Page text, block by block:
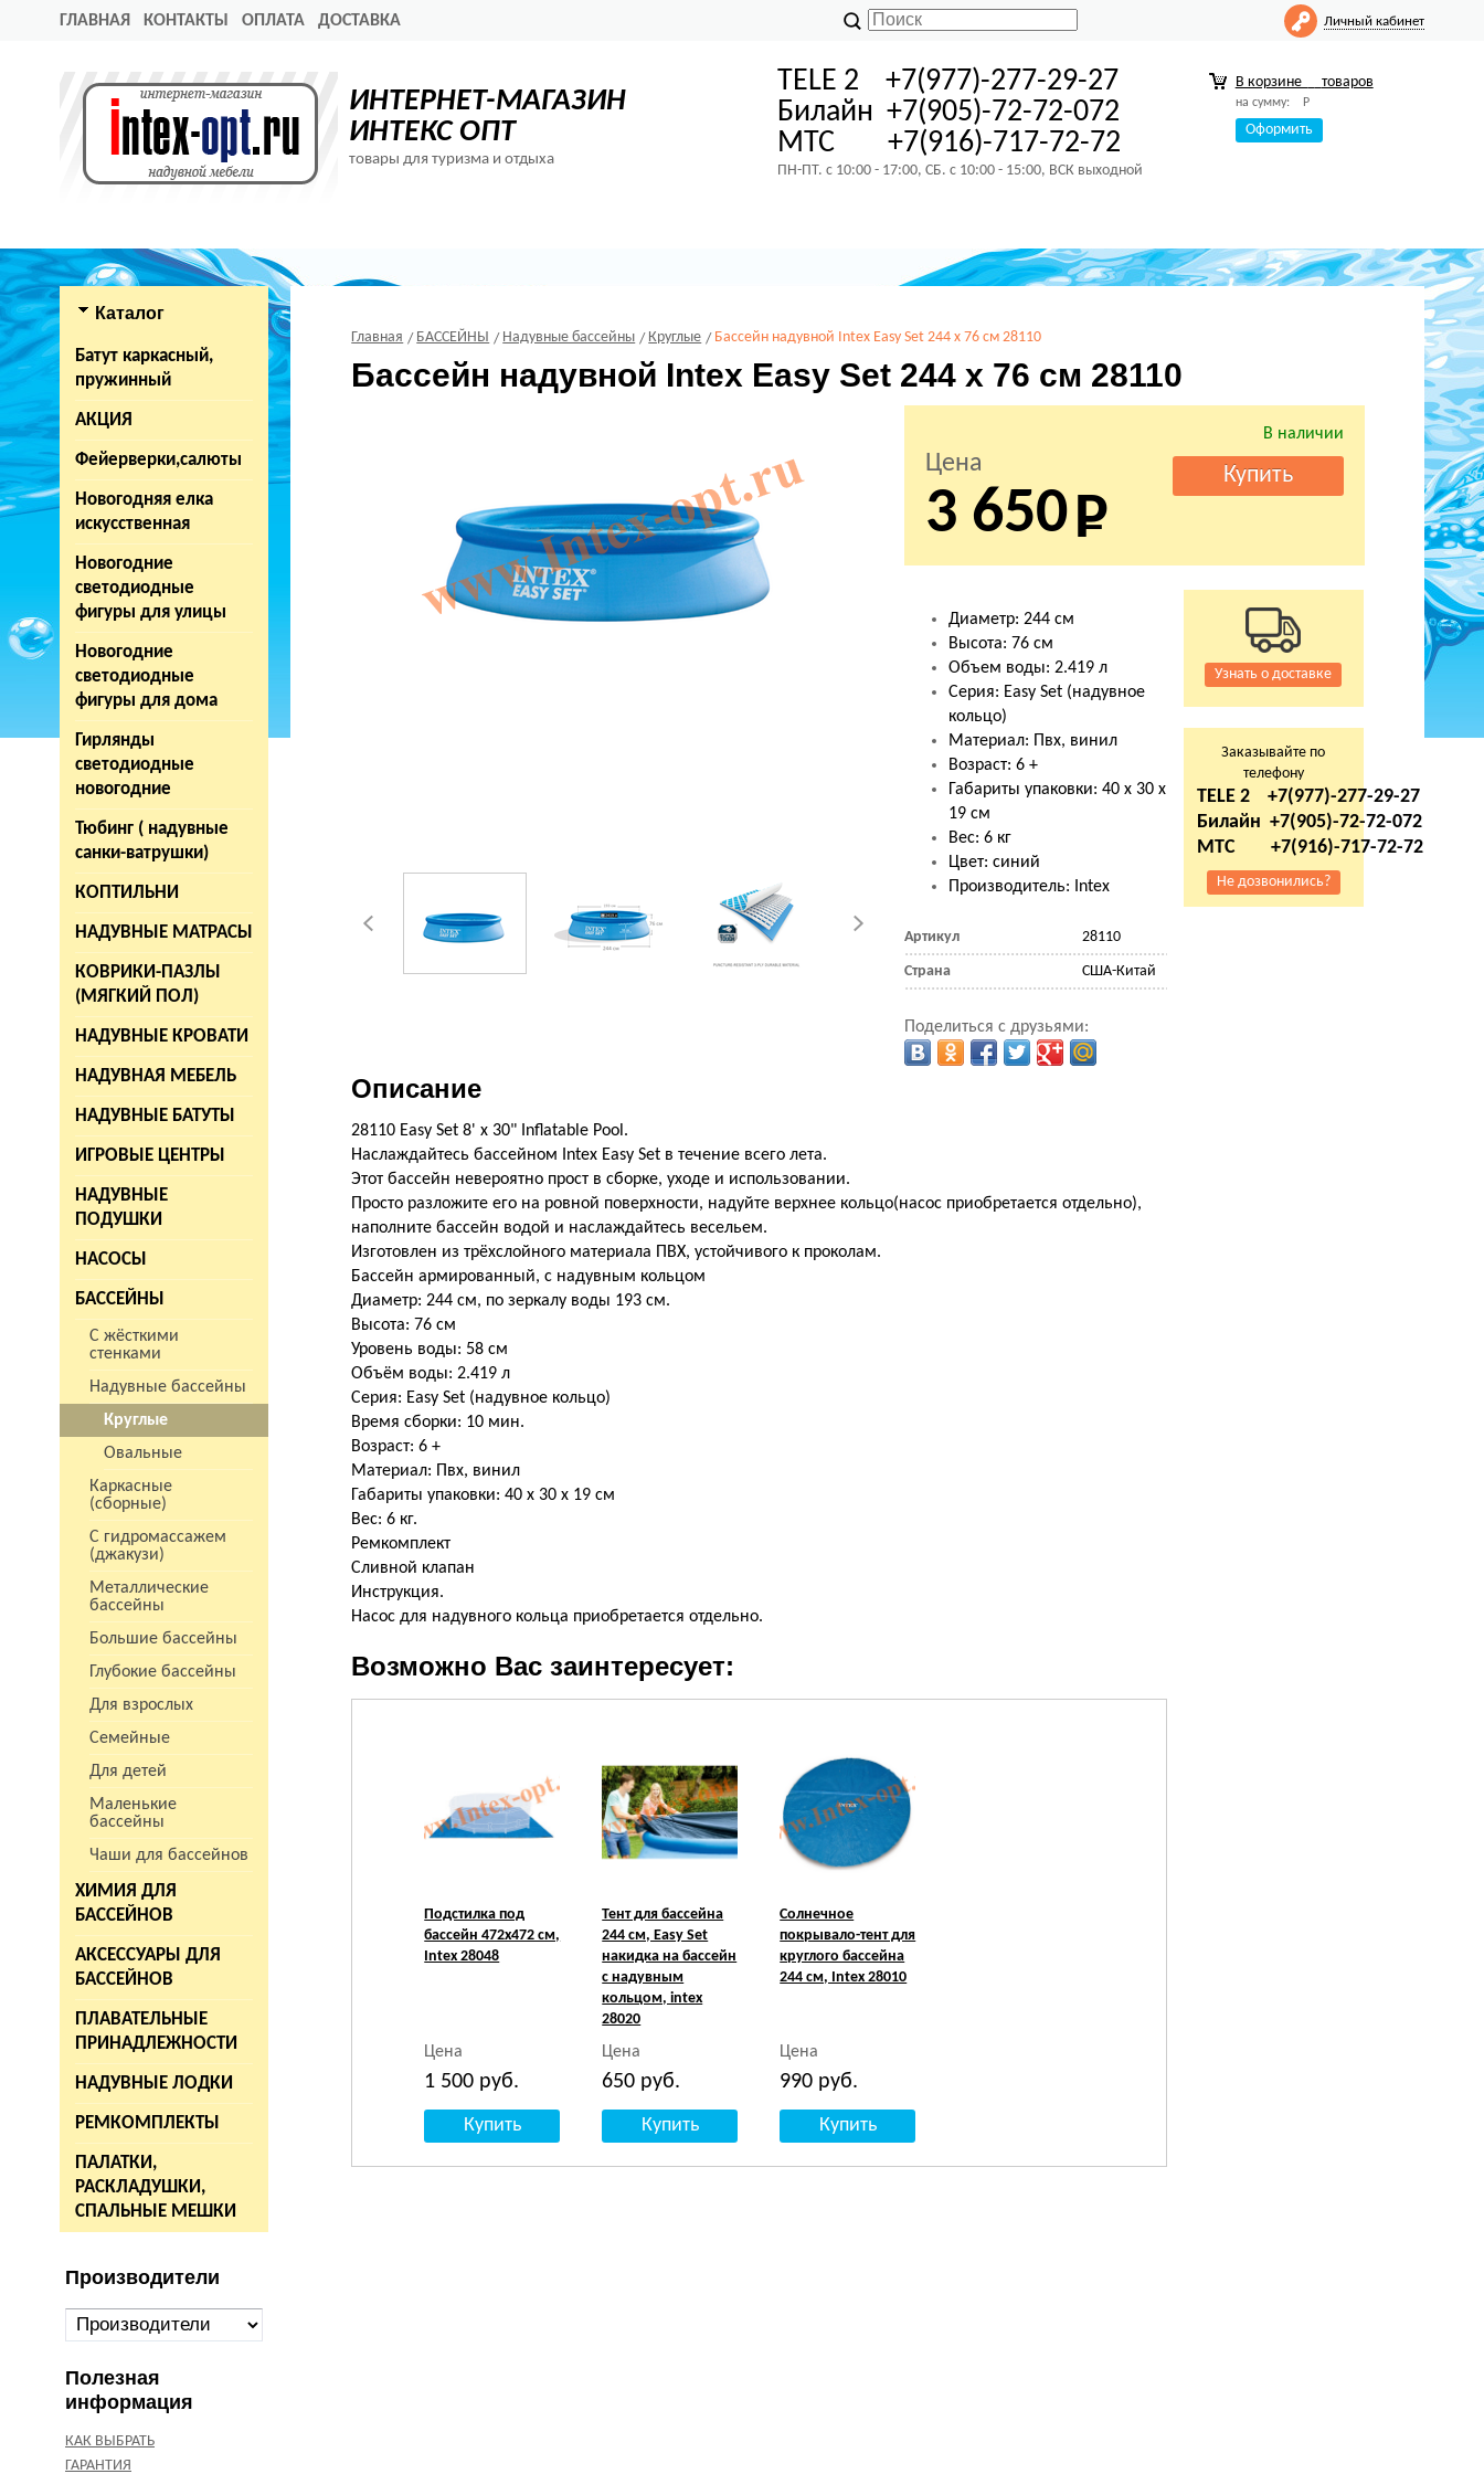
ГЛАВНАЯ КОНТАКТЫ ОПЛАТА ДОСТАВКА Личный кабинет
ИНТЕРНЕТ-МАГАЗИН
ИНТЕКС ОПТ
товары для туризма и отдыха
TELE 2 +7(977)-277-29-27
Билайн +7(905)-72-72-072
МТС +7(916)-717-72-72
ПН-ПТ. с 10:00 - 17:00, СБ. с 10:00 - 15:00, ВСК выходной
В корзине товаров
на сумму: Р
Оформить
Каталог
Батут каркасный,
пружинный
АКЦИЯ
Фейерверки,салюты
Новогодняя елка
искусственная
Новогодние
светодиодные
фигуры для улицы
Новогодние
светодиодные
фигуры для дома
Гирлянды
светодиодные
новогодние
Тюбинг ( надувные
санки-ватрушки)
КОПТИЛЬНИ
НАДУВНЫЕ МАТРАСЫ
КОВРИКИ-ПАЗЛЫ
(МЯГКИЙ ПОЛ)
НАДУВНЫЕ КРОВАТИ
НАДУВНАЯ МЕБЕЛЬ
НАДУВНЫЕ БАТУТЫ
ИГРОВЫЕ ЦЕНТРЫ
НАДУВНЫЕ
ПОДУШКИ
НАСОСЫ
БАССЕЙНЫ
С жёсткими
стенками
Надувные бассейны
Круглые
Овальные
Каркасные
(сборные)
С гидромассажем
(джакузи)
Металлические
бассейны
Большие бассейны
Глубокие бассейны
Для взрослых
Семейные
Для детей
Маленькие
бассейны
Чаши для бассейнов
ХИМИЯ ДЛЯ
БАССЕЙНОВ
АКСЕССУАРЫ ДЛЯ
БАССЕЙНОВ
ПЛАВАТЕЛЬНЫЕ
ПРИНАДЛЕЖНОСТИ
НАДУВНЫЕ ЛОДКИ
РЕМКОМПЛЕКТЫ
ПАЛАТКИ,
РАСКЛАДУШКИ,
СПАЛЬНЫЕ МЕШКИ
Производители
Полезная
информация
КАК ВЫБРАТЬ
ГАРАНТИЯ
Главная БАССЕЙНЫ Надувные бассейны Круглые Бассейн надувной Intex Easy Set 244 х 76 см 28110
Бассейн надувной Intex Easy Set 244 х 76 см 28110
В наличии
Цена
3 650
Диаметр: 244 см
Высота: 76 см
Объем воды: 2.419 л
Серия: Easy Set (надувное
кольцо)
Материал: Пвх, винил
Возраст: 6 +
Габариты упаковки: 40 х 30 х
19 см
Вес: 6 кг
Цвет: синий
Производитель: Intex
Артикул 28110
Страна США-Китай
Поделиться с друзьями:
Описание
28110 Easy Set 8' x 30" Inflatable Pool.
Наслаждайтесь бассейном Intex Easy Set в течение всего лета.
Этот бассейн невероятно прост в сборке, уходе и использовании.
Просто разложите его на ровной поверхности, надуйте верхнее кольцо(насос приобретается отдельно),
наполните бассейн водой и наслаждайтесь весельем.
Изготовлен из трёхслойного материала ПВХ, устойчивого к проколам.
Бассейн армированный, с надувным кольцом
Диаметр: 244 см, по зеркалу воды 193 см.
Высота: 76 см
Уровень воды: 58 см
Объём воды: 2.419 л
Серия: Easy Set (надувное кольцо)
Время сборки: 10 мин.
Возраст: 6 +
Материал: Пвх, винил
Габариты упаковки: 40 х 30 х 19 см
Вес: 6 кг.
Ремкомплект
Сливной клапан
Инструкция.
Насос для надувного кольца приобретается отдельно.
Возможно Вас заинтересует:
Подстилка под
бассейн 472х472 см,
Intex 28048
Цена
1 500 руб.
Тент для бассейна
244 см, Easy Set
накидка на бассейн
с надувным
кольцом, intex
28020
Цена
650 руб.
Солнечное
покрывало-тент для
круглого бассейна
244 см, Intex 28010
Цена
990 руб.
Узнать о доставке
Заказывайте по
телефону
TELE 2 +7(977)-277-29-27
Билайн +7(905)-72-72-072
МТС +7(916)-717-72-72
Не дозвонились?